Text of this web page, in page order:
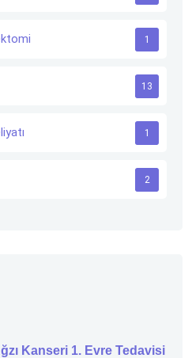
1
13
1
2
Kanseri 1. Evre Tedavisi